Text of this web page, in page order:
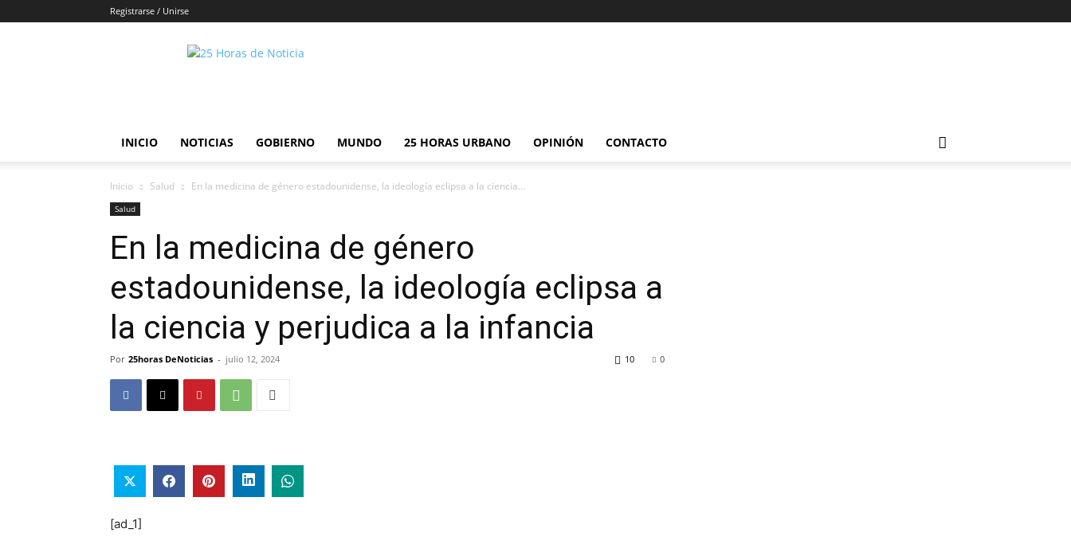
Registrarse / Unirse
25horasdenoticias
INICIO NOTICIAS GOBIERNO MUNDO 25 HORAS URBANO OPINIÓN CONTACTO
Inicio Salud En la medicina de género estadounidense, la ideología eclipsa a la ciencia...
Salud
En la medicina de género
estadounidense, la ideología eclipsa a
la ciencia y perjudica a la infancia
Por 25horas DeNoticias - julio 12, 2024 0
10
[ad_1]